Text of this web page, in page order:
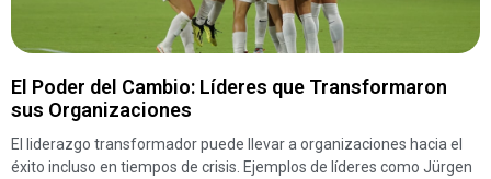
El Poder del Cambio: Líderes que Transformaron
sus Organizaciones
El liderazgo transformador puede llevar a organizaciones hacia el
éxito incluso en tiempos de crisis. Ejemplos de líderes como Jürgen